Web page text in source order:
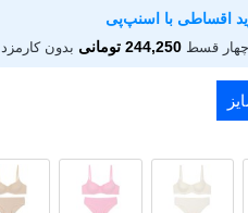
اقساطی با اسنپ‌پی
قسط 244,250 تومانی بدون کارمزد